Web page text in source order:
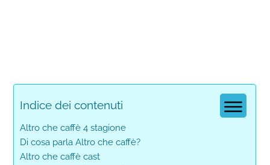
Indice dei contenuti
Altro che caffè 4 stagione
Di cosa parla Altro che caffè?
Altro che caffè cast